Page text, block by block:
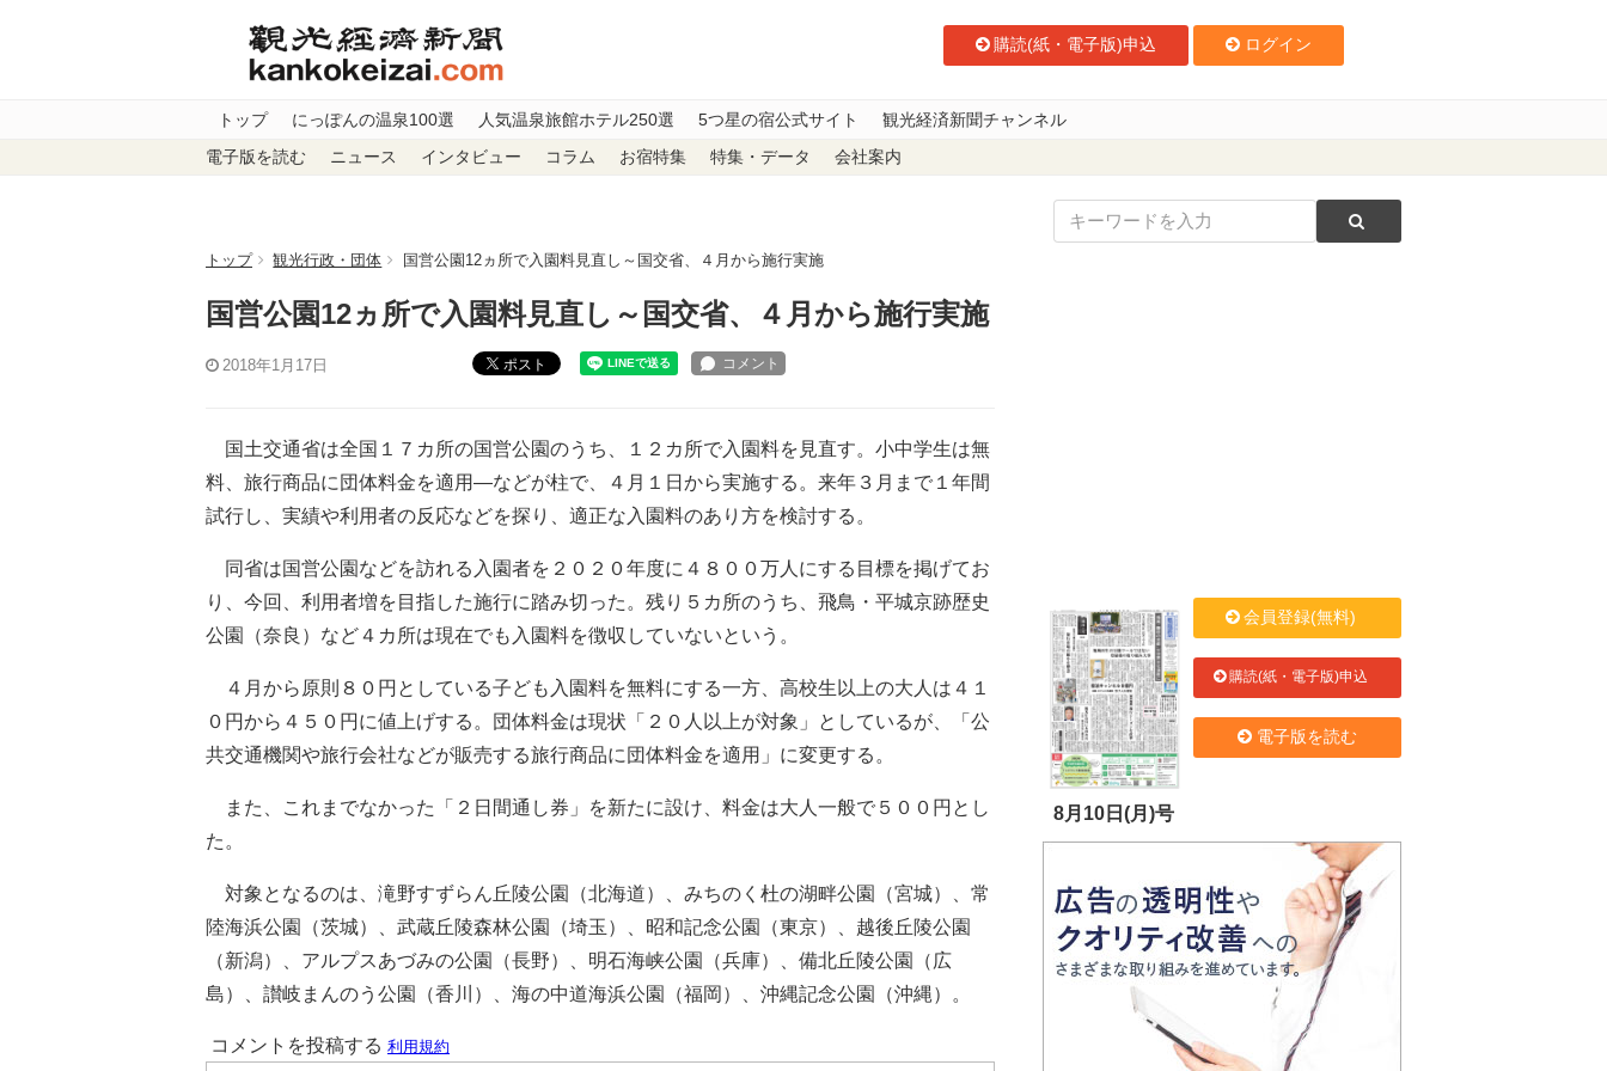
購読(紙・電子版)申込 ログイン
トップ にっぽんの温泉100選 人気温泉旅館ホテル250選 5つ星の宿公式サイト 観光経済新聞チャンネル
電子版を読む ニュース インタビュー コラム お宿特集 特集・データ 会社案内
トップ 観光行政・団体 国営公園12ヵ所で入園料見直し～国交省、４月から施行実施
国営公園12ヵ所で入園料見直し～国交省、４月から施行実施
2018年1月17日 ポスト
国土交通省は全国１７カ所の国営公園のうち、１２カ所で入園料を見直す。小中学生は無
料、旅行商品に団体料金を適用―などが柱で、４月１日から実施する。来年３月まで１年間
試行し、実績や利用者の反応などを探り、適正な入園料のあり方を検討する。
同省は国営公園などを訪れる入園者を２０２０年度に４８００万人にする目標を掲げてお
り、今回、利用者増を目指した施行に踏み切った。残り５カ所のうち、飛鳥・平城京跡歴史
公園（奈良）など４カ所は現在でも入園料を徴収していないという。
４月から原則８０円としている子ども入園料を無料にする一方、高校生以上の大人は４１
０円から４５０円に値上げする。団体料金は現状「２０人以上が対象」としているが、「公
共交通機関や旅行会社などが販売する旅行商品に団体料金を適用」に変更する。
また、これまでなかった「２日間通し券」を新たに設け、料金は大人一般で５００円とし
た。
対象となるのは、滝野すずらん丘陵公園（北海道）、みちのく杜の湖畔公園（宮城）、常
陸海浜公園（茨城）、武蔵丘陵森林公園（埼玉）、昭和記念公園（東京）、越後丘陵公園
（新潟）、アルプスあづみの公園（長野）、明石海峡公園（兵庫）、備北丘陵公園（広
島）、讃岐まんのう公園（香川）、海の中道海浜公園（福岡）、沖縄記念公園（沖縄）。
8月10日(月)号
会員登録(無料)
購読(紙・電子版)申込
電子版を読む